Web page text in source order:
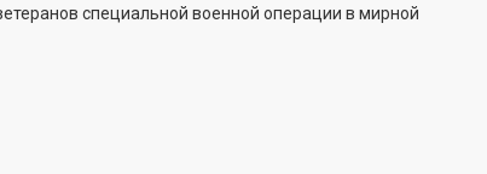
специальной военной операции в мирной